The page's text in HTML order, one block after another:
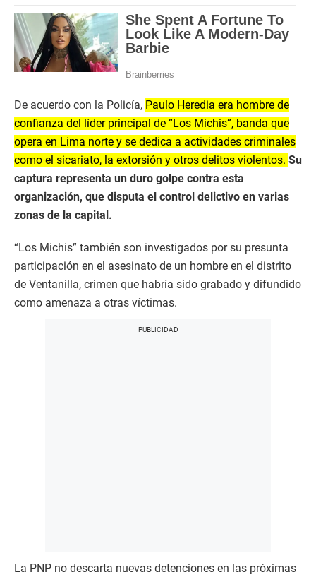
De acuerdo con la Policía, Paulo Heredia era hombre de
confianza del líder principal de “Los Michis”, banda que
opera en Lima norte y se dedica a actividades criminales
como el sicariato, la extorsión y otros delitos violentos. Su
captura representa un duro golpe contra esta
organización, que disputa el control delictivo en varias
zonas de la capital.
“Los Michis” también son investigados por su presunta
participación en el asesinato de un hombre en el distrito
de Ventanilla, crimen que habría sido grabado y difundido
como amenaza a otras víctimas.
La PNP no descarta nuevas detenciones en las próximas